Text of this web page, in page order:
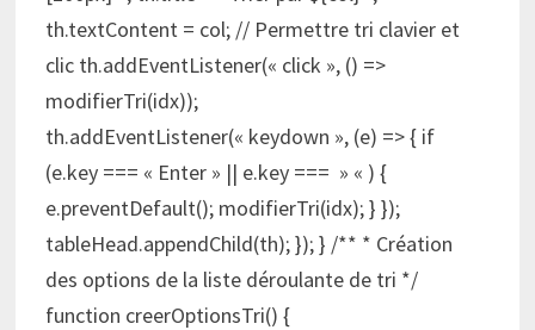
th.textContent = col; // Permettre tri clavier et
clic th.addEventListener(« click », () =>
modifierTri(idx));
th.addEventListener(« keydown », (e) => { if
(e.key === « Enter » || e.key === » « ) {
e.preventDefault(); modifierTri(idx); } });
tableHead.appendChild(th); }); } /** * Création
des options de la liste déroulante de tri */
function creerOptionsTri() {